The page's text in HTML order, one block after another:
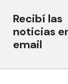
Recibí las
noticias
email